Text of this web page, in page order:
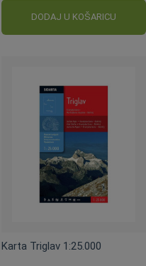
DODAJ U KOŠARICU
Karta Triglav 1:25.000